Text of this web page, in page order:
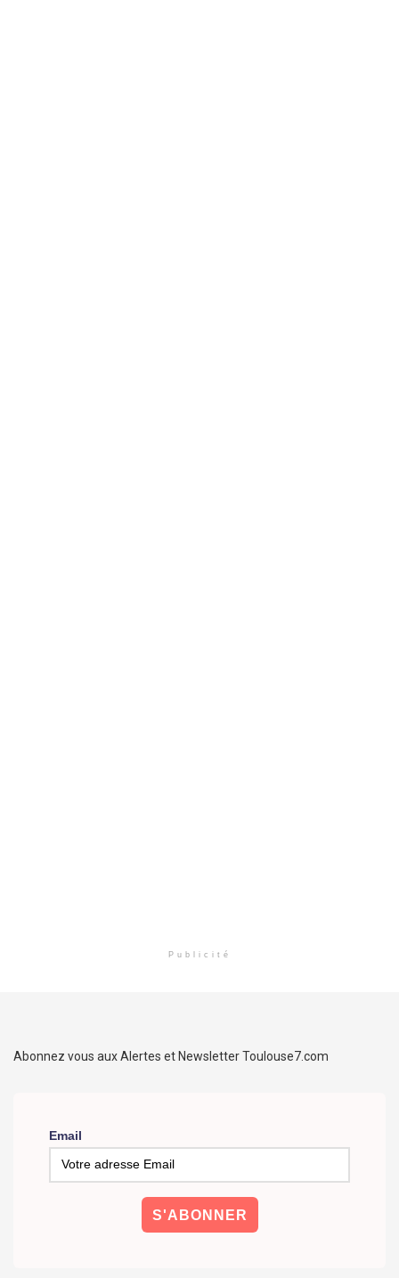
Publicité
Abonnez vous aux Alertes et Newsletter Toulouse7.com
Email